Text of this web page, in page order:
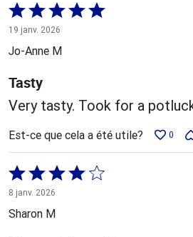
Coté
5 sur
5
19 janv. 2026
Jo-Anne M
Tasty
Very tasty. Took for a
Est-ce que cela a été utile? 0
Coté
4 sur
5
8 janv. 2026
Sharon M